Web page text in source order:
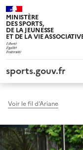
MINISTÈRE
DES SPORTS,
DE LA JEUNESSE
ET DE LA VIE
sports.gouv.fr
Voir le fil d'Ariane
Panneau de gestion